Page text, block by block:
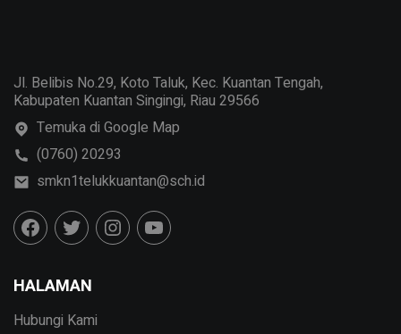
Jl. Belibis No.29, Koto Taluk, Kec. Kuantan Tengah,
Kabupaten Kuantan Singingi, Riau 29566
Temuka di Google Map
(0760) 20293
smkn1telukkuantan@sch.id
HALAMAN
Hubungi Kami